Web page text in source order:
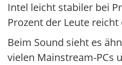
Intel leicht stabiler bei
Prozent der Leute reicht
Beim Sound sieht es
vielen Mainstream-PCs